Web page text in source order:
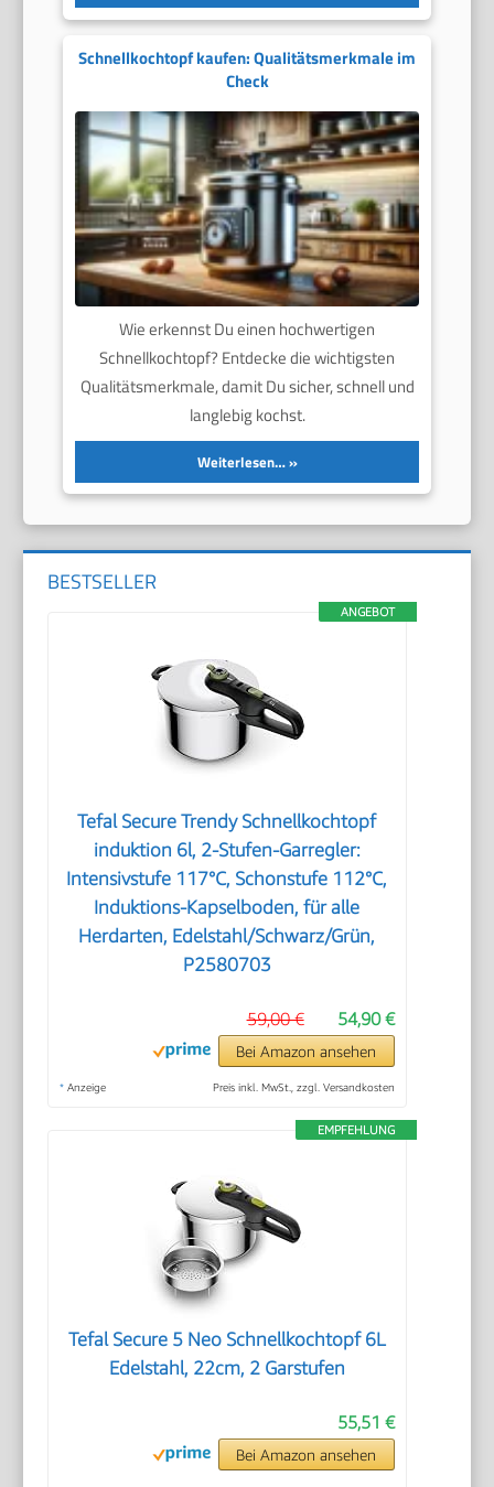
Schnellkochtopf kaufen: Qualitätsmerkmale im
Check
Wie erkennst Du einen hochwertigen
Schnellkochtopf? Entdecke die wichtigsten
Qualitätsmerkmale, damit Du sicher, schnell und
langlebig kochst.
Weiterlesen…
BESTSELLER
ANGEBOT
Tefal Secure Trendy Schnellkochtopf
induktion 6l, 2-Stufen-Garregler:
Intensivstufe 117°C, Schonstufe 112°C,
Induktions-Kapselboden, für alle
Herdarten, Edelstahl/Schwarz/Grün,
P2580703
54,90 €
59,00 €
Bei Amazon ansehen
* Anzeige Preis inkl. MwSt., zzgl. Versandkosten
EMPFEHLUNG
Tefal Secure 5 Neo Schnellkochtopf 6L
Edelstahl, 22cm, 2 Garstufen
55,51 €
Bei Amazon ansehen